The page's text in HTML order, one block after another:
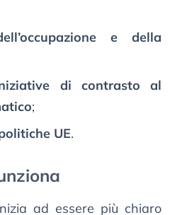
e della
di contrasto al
;
UE.
ad essere più chiaro